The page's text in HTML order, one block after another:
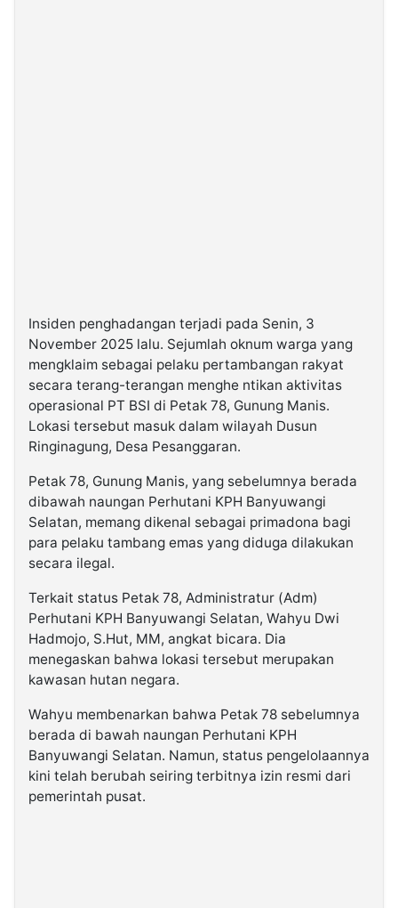
Insiden penghadangan terjadi pada Senin, 3
November 2025 lalu. Sejumlah oknum warga yang
mengklaim sebagai pelaku pertambangan rakyat
secara terang-terangan menghe ntikan aktivitas
operasional PT BSI di Petak 78, Gunung Manis.
Lokasi tersebut masuk dalam wilayah Dusun
Ringinagung, Desa Pesanggaran.
Petak 78, Gunung Manis, yang sebelumnya berada
dibawah naungan Perhutani KPH Banyuwangi
Selatan, memang dikenal sebagai primadona bagi
para pelaku tambang emas yang diduga dilakukan
secara ilegal.
Terkait status Petak 78, Administratur (Adm)
Perhutani KPH Banyuwangi Selatan, Wahyu Dwi
Hadmojo, S.Hut, MM, angkat bicara. Dia
menegaskan bahwa lokasi tersebut merupakan
kawasan hutan negara.
Wahyu membenarkan bahwa Petak 78 sebelumnya
berada di bawah naungan Perhutani KPH
Banyuwangi Selatan. Namun, status pengelolaannya
kini telah berubah seiring terbitnya izin resmi dari
pemerintah pusat.